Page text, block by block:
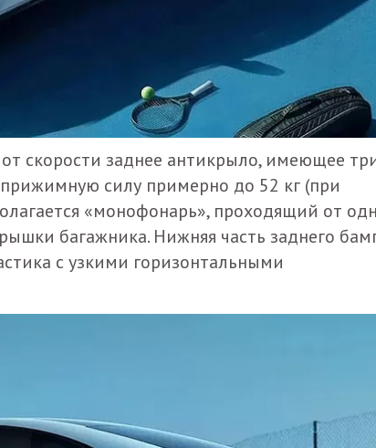
скорости заднее антикрыло, имеющее
силу примерно до 52 кг (при
«монофонарь», проходящий от
багажника. Нижняя часть заднего
с узкими горизонтальными